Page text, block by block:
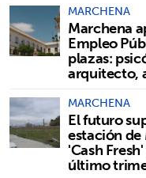
MARCHENA
Marchena
Empleo
plazas:
arquitecto,
MARCHENA
El futuro
estación
'Cash
último